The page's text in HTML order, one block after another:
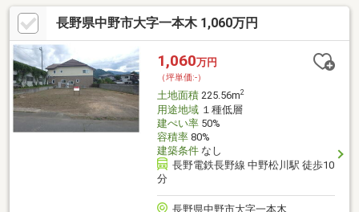
長野県中野市大字一本木 1,060万円
1,060万円
（坪単価:-）
土地面積225.56m2
用途地域１種低層
建ぺい率50%
容積率80%
建築条件なし
長野電鉄長野線 中野松川駅 徒歩10
分
長野県中野市大字一本木